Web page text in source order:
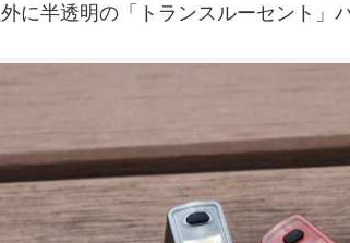
に半透明の「トランスルーセント」